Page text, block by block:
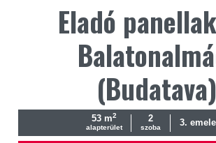
Eladó
(Budatava)
53 m2
alapterület
2
szoba 3.